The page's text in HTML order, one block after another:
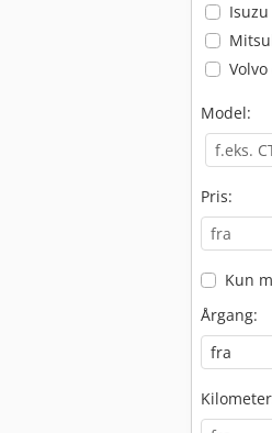
Isuzu
Volvo
Model:
Pris:
Kun
Årgang: